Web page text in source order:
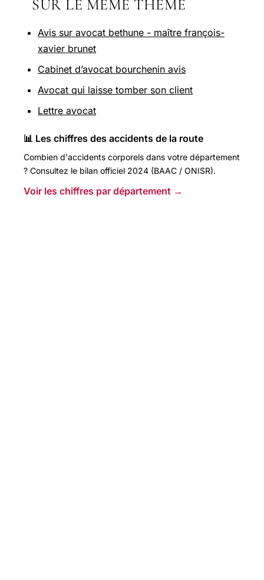
SUR LE MÊME THÈME
Avis sur avocat bethune - maître françois-
xavier brunet
Cabinet d’avocat bourchenin avis
Avocat qui laisse tomber son client
Lettre avocat
📊 Les chiffres des accidents de la route
Combien d'accidents corporels dans votre département
? Consultez le bilan officiel 2024 (BAAC / ONISR).
Voir les chiffres par département →